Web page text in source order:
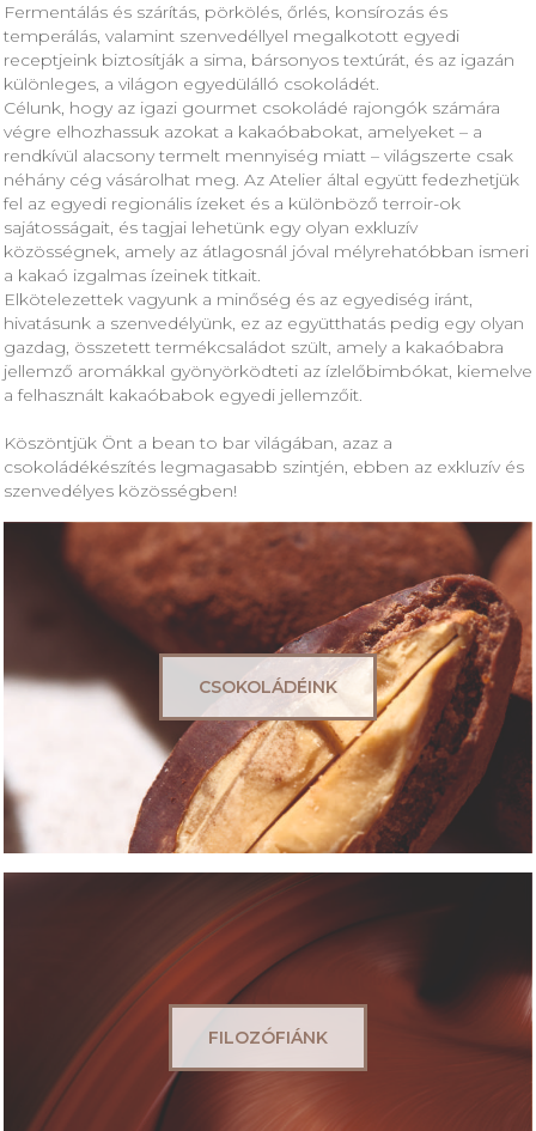
Fermentálás és szárítás, pörkölés, őrlés, konsírozás és
temperálás, valamint szenvedéllyel megalkotott egyedi
receptjeink biztosítják a sima, bársonyos textúrát, és az igazán
különleges, a világon egyedülálló csokoládét.
Célunk, hogy az igazi gourmet csokoládé rajongók számára
végre elhozhassuk azokat a kakaóbabokat, amelyeket – a
rendkívül alacsony termelt mennyiség miatt – világszerte csak
néhány cég vásárolhat meg. Az Atelier által együtt fedezhetjük
fel az egyedi regionális ízeket és a különböző terroir-ok
sajátosságait, és tagjai lehetünk egy olyan exkluzív
közösségnek, amely az átlagosnál jóval mélyrehatóbban ismeri
a kakaó izgalmas ízeinek titkait.
Elkötelezettek vagyunk a minőség és az egyediség iránt,
hivatásunk a szenvedélyünk, ez az együtthatás pedig egy olyan
gazdag, összetett termékcsaládot szült, amely a kakaóbabra
jellemző aromákkal gyönyörködteti az ízlelőbimbókat, kiemelve
a felhasznált kakaóbabok egyedi jellemzőit.
Köszöntjük Önt a bean to bar világában, azaz a
csokoládékészítés legmagasabb szintjén, ebben az exkluzív és
szenvedélyes közösségben!
CSOKOLÁDÉINK
FILOZÓFIÁNK